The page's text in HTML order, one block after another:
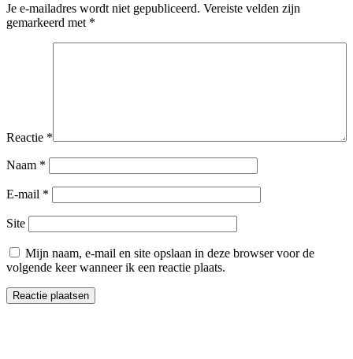
Je e-mailadres wordt niet gepubliceerd. Vereiste velden zijn
gemarkeerd met *
Reactie *
Naam *
E-mail *
Site
Mijn naam, e-mail en site opslaan in deze browser voor de
volgende keer wanneer ik een reactie plaats.